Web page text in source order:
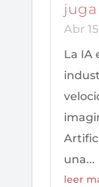
Abr
La IA
una...
leer